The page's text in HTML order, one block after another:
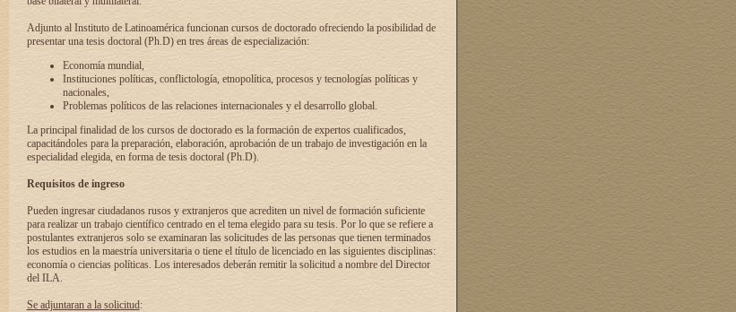
Adjunto al Instituto de Latinoamérica funcionan cursos de doctorado ofreciendo la posibilidad de
presentar una tesis doctoral (Ph.D) en tres áreas de especialización:
Economía mundial,
Instituciones políticas, conflictología, etnopolítica, procesos y tecnologías políticas y
nacionales,
Problemas políticos de las relaciones internacionales y el desarrollo global.
La principal finalidad de los cursos de doctorado es la formación de expertos cualificados,
capacitándoles para la preparación, elaboración, aprobación de un trabajo de investigación en la
especialidad elegida, en forma de tesis doctoral (Ph.D).
Requisitos de ingreso
Pueden ingresar ciudadanos rusos y extranjeros que acrediten un nivel de formación suficiente
para realizar un trabajo científico centrado en el tema elegido para su tesis. Por lo que se refiere a
postulantes extranjeros solo se examinaran las solicitudes de las personas que tienen terminados
los estudios en la maestría universitaria o tiene el título de licenciado en las siguientes disciplinas:
economía o ciencias políticas. Los interesados deberán remitir la solicitud a nombre del Director
del ILA.
Se adjuntaran a la solicitud: